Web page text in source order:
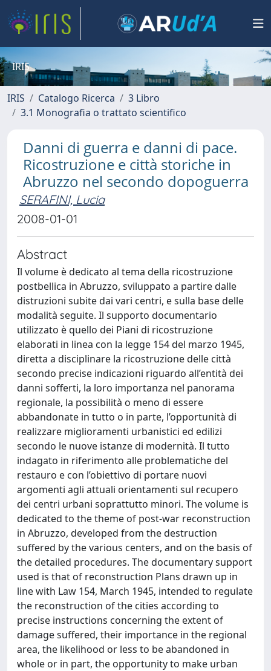
IRIS
IRIS Catalogo Ricerca
3 Libro
3.1 Monografia o trattato scientifico
Danni di guerra e danni di pace.
Ricostruzione e città storiche in
Abruzzo nel secondo dopoguerra
SERAFINI, Lucia
2008-01-01
Abstract
Il volume è dedicato al tema della ricostruzione
postbellica in Abruzzo, sviluppato a partire dalle
distruzioni subite dai vari centri, e sulla base delle
modalità seguite. Il supporto documentario
utilizzato è quello dei Piani di ricostruzione
elaborati in linea con la legge 154 del marzo 1945,
diretta a disciplinare la ricostruzione delle città
secondo precise indicazioni riguardo all’entità dei
danni sofferti, la loro importanza nel panorama
regionale, la possibilità o meno di essere
abbandonate in tutto o in parte, l’opportunità di
realizzare miglioramenti urbanistici ed edilizi
secondo le nuove istanze di modernità. Il tutto
indagato in riferimento alle problematiche del
restauro e con l’obiettivo di portare nuovi
argomenti agli attuali orientamenti sul recupero
dei centri urbani soprattutto minori. The volume is
dedicated to the theme of post-war reconstruction
in Abruzzo, developed from the destruction
suffered by the various centers, and on the basis of
the detailed procedures. The documentary support
used is that of reconstruction Plans drawn up in
line with Law 154, March 1945, intended to regulate
the reconstruction of the cities according to
precise instructions concerning the extent of
damage suffered, their importance in the regional
area, the likelihood or less to be abandoned in
whole or in part, the opportunity to make urban